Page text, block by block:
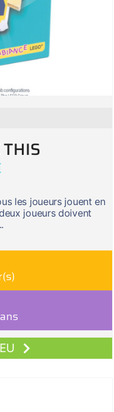
les joueurs jouent en
joueurs doivent